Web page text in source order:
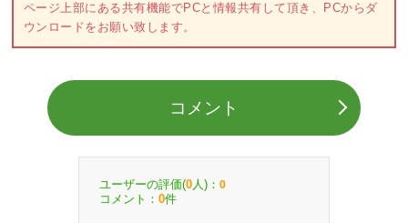
ページ上部にある共有機能でPCと情報共有して頂き、PCからダ
ウンロードをお願い致します。
コメント
ユーザーの評価(0 人)： 0
コメント： 0件